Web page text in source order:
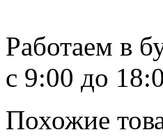
Работаем в
с 9:00 до
Похожие